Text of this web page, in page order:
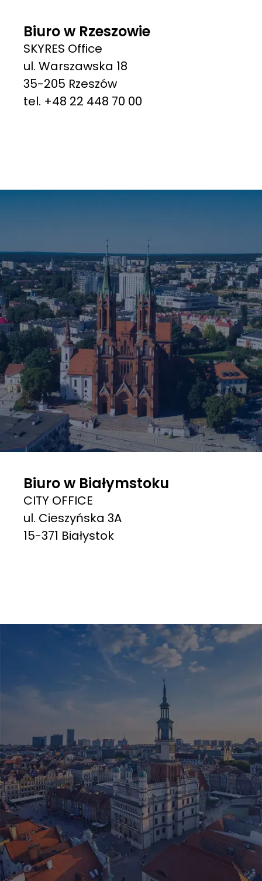
Biuro w Rzeszowie
SKYRES Office
ul. Warszawska 18
35-205 Rzeszów
tel. +48 22 448 70 00
Biuro w Białymstoku
CITY OFFICE
ul. Cieszyńska 3A
15-371 Białystok